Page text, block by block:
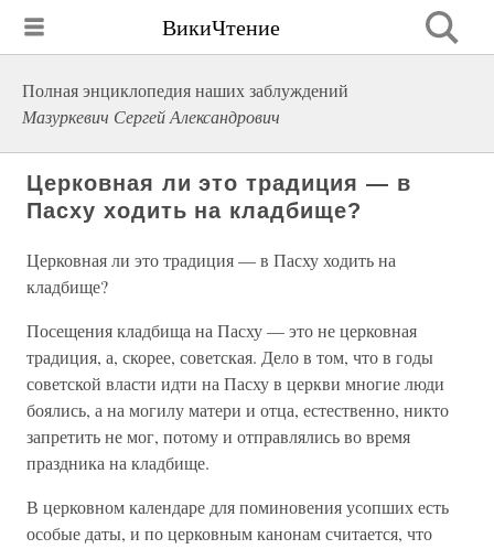
ВикиЧтение
Полная энциклопедия наших заблуждений
Мазуркевич Сергей Александрович
Церковная ли это традиция — в
Пасху ходить на кладбище?
Церковная ли это традиция — в Пасху ходить на
кладбище?
Посещения кладбища на Пасху — это не церковная
традиция, а, скорее, советская. Дело в том, что в годы
советской власти идти на Пасху в церкви многие люди
боялись, а на могилу матери и отца, естественно, никто
запретить не мог, потому и отправлялись во время
праздника на кладбище.
В церковном календаре для поминовения усопших есть
особые даты, и по церковным канонам считается, что